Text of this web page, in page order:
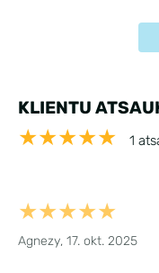
KLIENTU
★★★★★ 1
★★★★★
Agnezy, 17. okt. 2025